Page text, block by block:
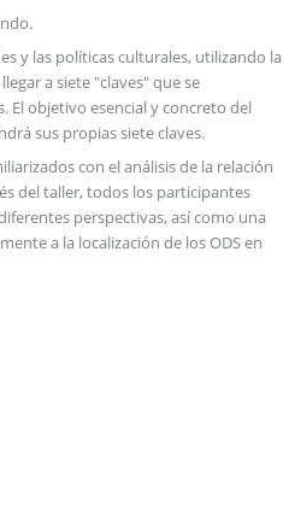
y las políticas culturales, utilizando la
a siete "claves" que se
El objetivo esencial y concreto del
sus propias siete claves.
con el análisis de la relación
del taller, todos los participantes
perspectivas, así como una
a la localización de los ODS en